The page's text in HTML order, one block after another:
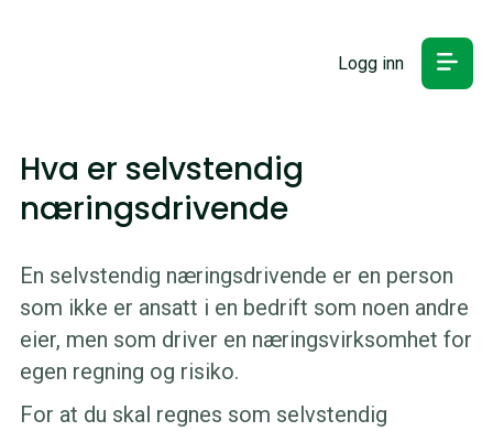
Logg inn
Hva er selvstendig
næringsdrivende
En selvstendig næringsdrivende er en person
som ikke er ansatt i en bedrift som noen andre
eier, men som driver en næringsvirksomhet for
egen regning og risiko.
For at du skal regnes som selvstendig